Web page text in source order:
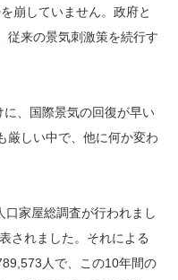
崩していません。政府と
従来の景気刺激策を続行す
に、国際景気の回復が早い
厳しい中で、他に何か変わ
口家屋総調査が行われまし
されました。それによる
人で、この10年間の